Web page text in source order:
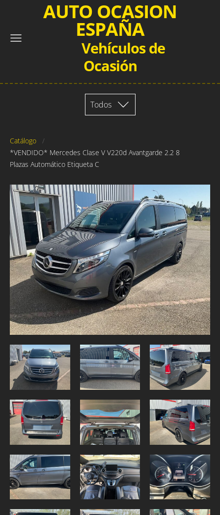
AUTO OCASION
ESPAÑA
Vehículos de
Ocasión
Todos
Catálogo
*VENDIDO* Mercedes Clase V V220d Avantgarde 2.2 8
Plazas Automático Etiqueta C